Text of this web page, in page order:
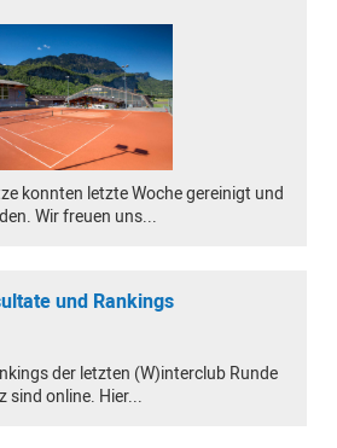
konnten letzte Woche gereinigt und
Wir freuen uns...
und Rankings
der letzten (W)interclub Runde
sind online. Hier...